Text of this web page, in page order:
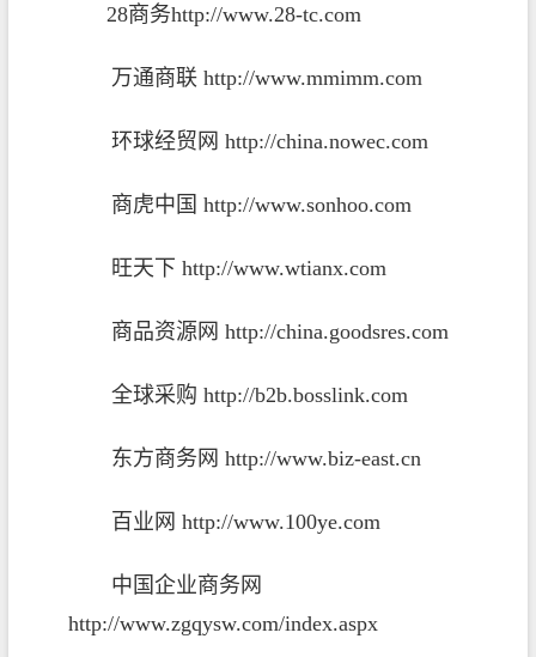
28商务http://www.28-tc.com
万通商联 http://www.mmimm.com
环球经贸网 http://china.nowec.com
商虎中国 http://www.sonhoo.com
旺天下 http://www.wtianx.com
商品资源网 http://china.goodsres.com
全球采购 http://b2b.bosslink.com
东方商务网 http://www.biz-east.cn
百业网 http://www.100ye.com
中国企业商务网
http://www.zgqysw.com/index.aspx